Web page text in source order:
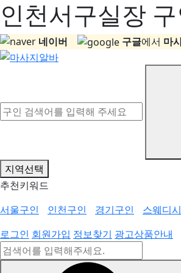
인천서구실장
네이버 구글에서 마
지역선택
추천키워드
서울구인
인천구인 경기구인
스웨디
로그인 회원가입 정보찾기 광고상품안내